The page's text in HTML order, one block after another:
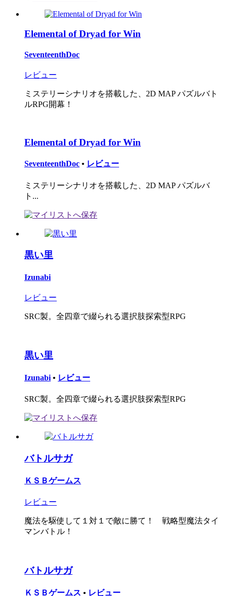
Elemental of Dryad for Win
SeventeenthDoc
レビュー
ミステリーシナリオを搭載した、2D MAP パズルバト
ルRPG開幕！
Elemental of Dryad for Win
SeventeenthDoc • レビュー
ミステリーシナリオを搭載した、2D MAP パズルバ
ト...
黒い里
Izunabi
レビュー
SRC製。全四章で綴られる選択肢探索型RPG
黒い里
Izunabi • レビュー
SRC製。全四章で綴られる選択肢探索型RPG
バトルサガ
ＫＳＢゲームス
レビュー
魔法を駆使して１対１で敵に勝て！ 戦略型魔法タイ
マンバトル！
バトルサガ
ＫＳＢゲームス • レビュー